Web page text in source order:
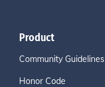
Product
Community Guidelines
Honor Code